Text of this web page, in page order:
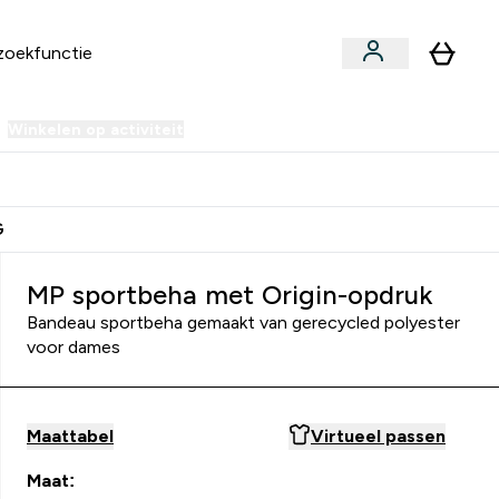
MP sportbeha met Origin-opdruk
Bandeau sportbeha gemaakt van gerecycled polyester
voor dames
Maattabel Virtueel passen
Maat: